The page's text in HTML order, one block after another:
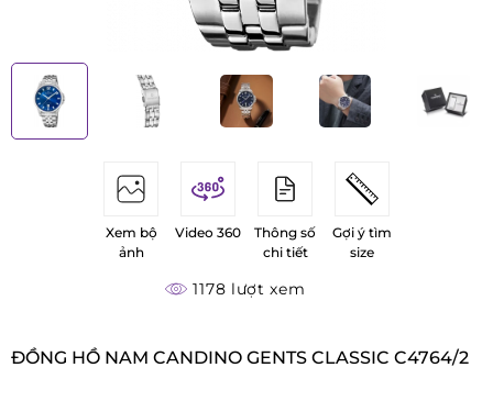
Xem bộ
ảnh
Video 360
Thông số
chi tiết
Gợi ý tìm
size
1178 lượt xem
ĐỒNG HỒ NAM CANDINO GENTS CLASSIC C4764/2